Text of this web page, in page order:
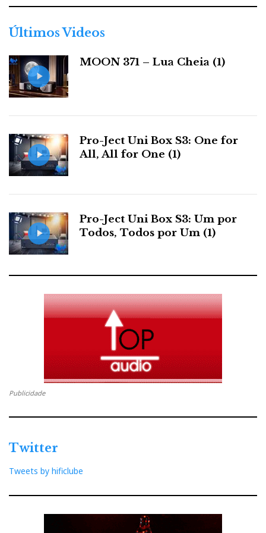
e
s
t
r
s
Últimos Videos
MOON 371 – Lua Cheia (1)
Pro-Ject Uni Box S3: One for
All, All for One (1)
Pro-Ject Uni Box S3: Um por
Todos, Todos por Um (1)
Publicidade
Twitter
Tweets by hificlube